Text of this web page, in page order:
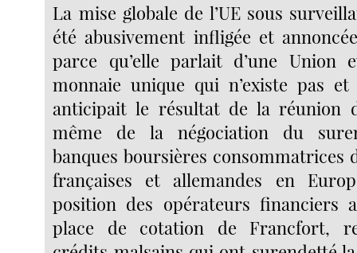
La mise globale de l’UE sous
été abusivement infligée et
parce qu’elle parlait d’une Union
monnaie unique qui n’existe pas
anticipait le résultat de la réunion
même de la négociation du
banques boursières consommatrices
françaises et allemandes en
position des opérateurs financiers
place de cotation de Francfort,